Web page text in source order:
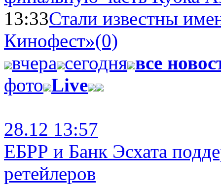
13:33Стали известны
Кинофест»(0)
вчера сегодня все
фото Live
28.12 13:57
ЕБРР и Банк Эсхата
ретейлеров